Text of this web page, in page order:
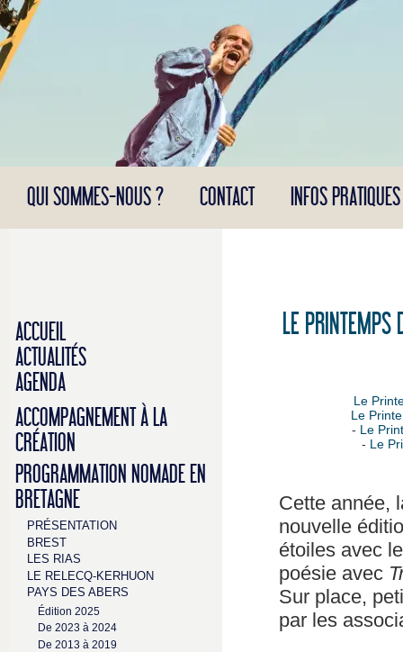
Panneau de gestion des cookies
QUI SOMMES-NOUS ? CONTACT INFOS PRATIQUES
ACCUEIL
ACTUALITÉS
AGENDA
ACCOMPAGNEMENT À LA
CRÉATION
PROGRAMMATION NOMADE EN
BRETAGNE
PRÉSENTATION
BREST
LES RIAS
LE RELECQ-KERHUON
PAYS DES ABERS
Édition 2025
De 2023 à 2024
De 2013 à 2019
LE
Le
Le
- Le
- Le
Cette année,
nouvelle
étoiles avec
poésie avec
Sur place,
par les